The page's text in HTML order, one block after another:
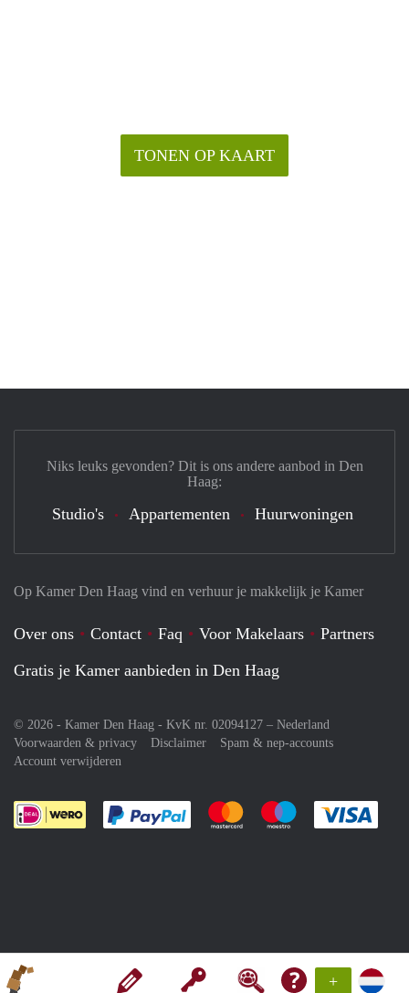
+
TONEN OP KAART
Op Kamer Den Haag vind en verhuur je makkelijk je Kamer
Over ons Contact Faq Voor Makelaars
Partners
Gratis je Kamer aanbieden in Den Haag
© 2026 - Kamer Den Haag - KvK nr. 02094127 – Nederland
Voorwaarden & privacy
Disclaimer
Spam & nep-accounts
Account verwijderen
Je rekent gemakkelijk af met Paypal
Je rekent gemakkelijk af met
Je rekent
Niks leuks gevonden? Dit is ons andere aanbod in Den
Haag:
Studio's Appartementen Huurwoningen